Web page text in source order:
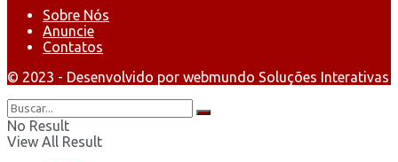
Sobre Nós
Anuncie
Contatos
© 2023 - Desenvolvido por webmundo Soluções Interativas
No Result
View All Result